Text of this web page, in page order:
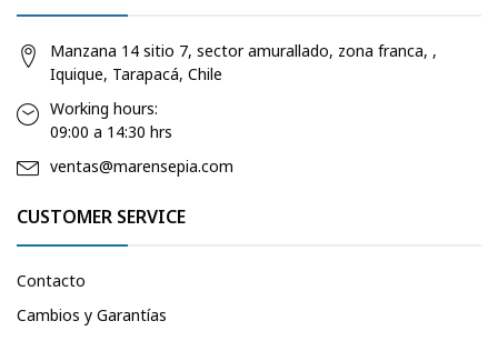
Manzana 14 sitio 7, sector amurallado, zona franca, ,
Iquique, Tarapacá, Chile
Working hours:
09:00 a 14:30 hrs
ventas@marensepia.com
CUSTOMER SERVICE
Contacto
Cambios y Garantías